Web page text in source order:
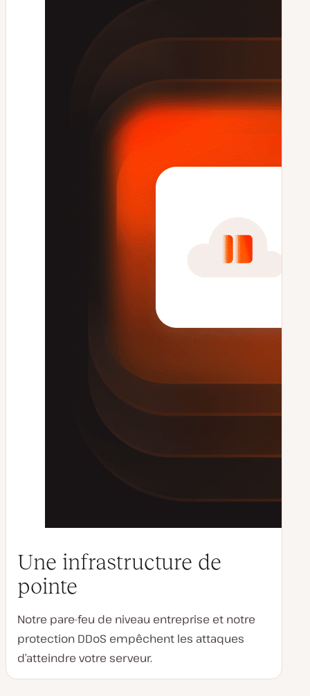
Une infrastructure de
pointe
Notre pare-feu de niveau entreprise et notre
protection DDoS empêchent les attaques
d’atteindre votre serveur.